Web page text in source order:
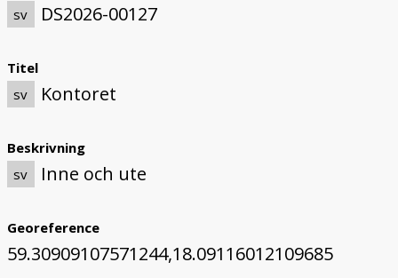
sv
DS2026-00127
Titel
sv
Kontoret
Beskrivning
sv
Inne och ute
Georeference
59.30909107571244,18.09116012109685